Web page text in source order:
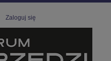
Zaloguj się